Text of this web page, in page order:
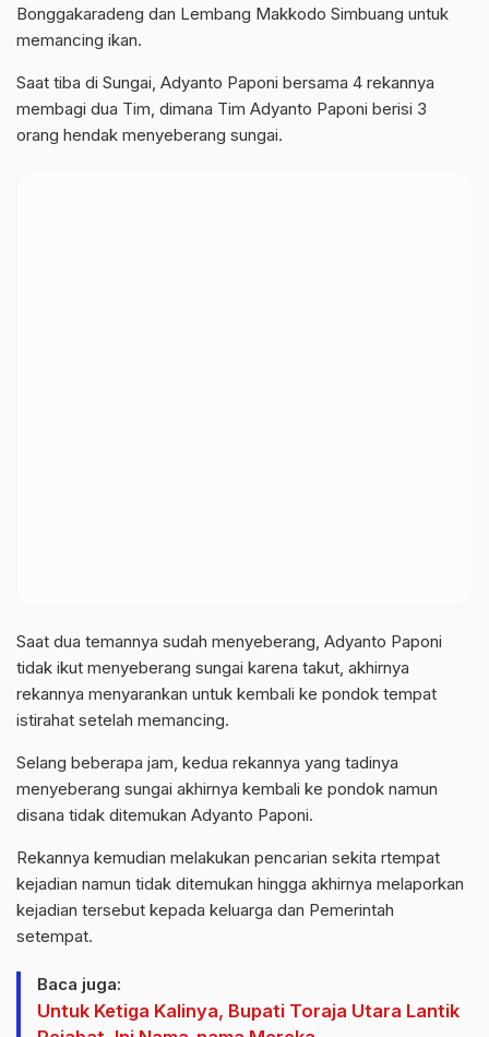
Bonggakaradeng dan Lembang Makkodo Simbuang untuk
memancing ikan.
Saat tiba di Sungai, Adyanto Paponi bersama 4 rekannya
membagi dua Tim, dimana Tim Adyanto Paponi berisi 3
orang hendak menyeberang sungai.
Saat dua temannya sudah menyeberang, Adyanto Paponi
tidak ikut menyeberang sungai karena takut, akhirnya
rekannya menyarankan untuk kembali ke pondok tempat
istirahat setelah memancing.
Selang beberapa jam, kedua rekannya yang tadinya
menyeberang sungai akhirnya kembali ke pondok namun
disana tidak ditemukan Adyanto Paponi.
Rekannya kemudian melakukan pencarian sekita rtempat
kejadian namun tidak ditemukan hingga akhirnya melaporkan
kejadian tersebut kepada keluarga dan Pemerintah
setempat.
Baca juga:
Untuk Ketiga Kalinya, Bupati Toraja Utara Lantik